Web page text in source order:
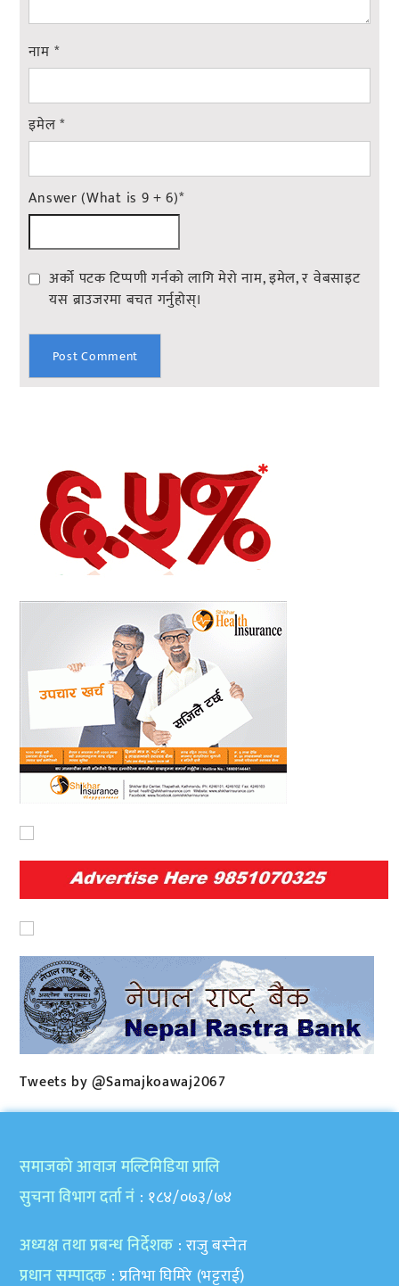
नाम *
इमेल*
Answer (What is 9 + 6)*
अर्को पटक टिप्पणी गर्नको लागि मेरो नाम, इमेल, र वेबसाइट
यस ब्राउजरमा बचत गर्नुहोस्।
Tweets by @Samajkoawaj2067
समाजकाे आवाज मल्टिमिडिया प्रालि
सुचना विभाग दर्ता नं : १८४/०७३/७४
अध्यक्ष तथा प्रबन्ध निर्देशक : राजु बस्नेत
प्रधान सम्पादक : प्रतिभा घिमिरे (भट्टराई)